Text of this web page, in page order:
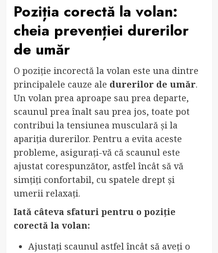
Poziția corectă la volan:
cheia prevenției durerilor
de umăr
O poziție incorectă la volan este una dintre
principalele cauze ale durerilor de umăr.
Un volan prea aproape sau prea departe,
scaunul prea înalt sau prea jos, toate pot
contribui la tensiunea musculară și la
apariția durerilor. Pentru a evita aceste
probleme, asigurați-vă că scaunul este
ajustat corespunzător, astfel încât să vă
simțiți confortabil, cu spatele drept și
umerii relaxați.
Iată câteva sfaturi pentru o poziție
corectă la volan:
Ajustați scaunul astfel încât să aveți o